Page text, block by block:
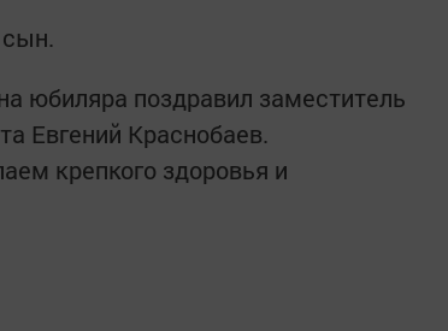
сын.
юбиляра поздравил заместитель
Евгений Краснобаев.
крепкого здоровья и